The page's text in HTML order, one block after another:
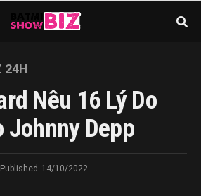
24H
Nêu 16 Lý Do
Johnny Depp
Published 14/10/2022